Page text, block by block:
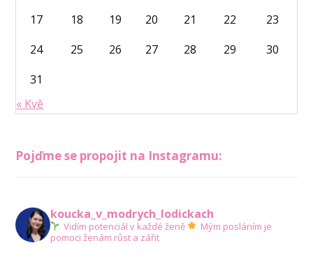
17
18 19 20 21 22
23
24
25 26 27 28 29
30
31
« Kvě
Pojďme se propojit na Instagramu:
koucka_v_modrych_lodickach
Vidím potenciál v každé ženě
Mým posláním je
pomoci ženám růst a zářit